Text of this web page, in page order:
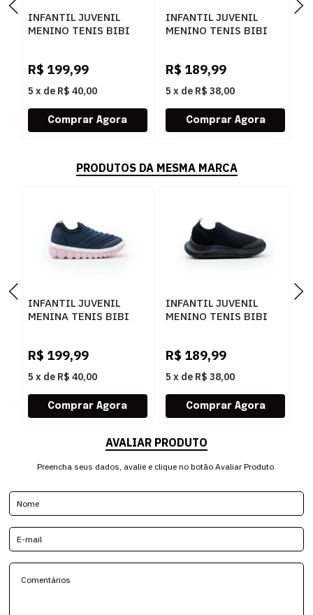
INFANTIL JUVENIL
MENINO TENIS BIBI
R$ 199,99
5 x de R$ 40,00
INFANTIL JUVENIL
MENINO TENIS BIBI
R$ 189,99
5 x de R$ 38,00
PRODUTOS DA MESMA MARCA
INFANTIL JUVENIL
MENINA TENIS BIBI
R$ 199,99
5 x de R$ 40,00
INFANTIL JUVENIL
MENINO TENIS BIBI
R$ 189,99
5 x de R$ 38,00
AVALIAR PRODUTO
Preencha seus dados, avalie e clique no botão Avaliar Produto.